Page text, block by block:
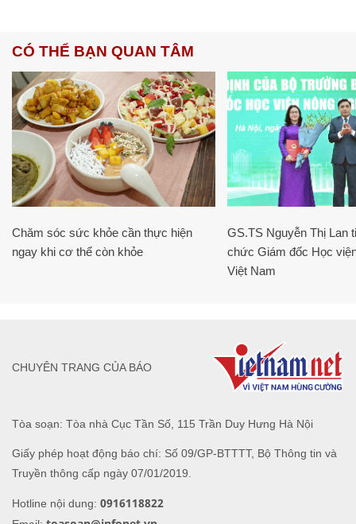
CÓ THỂ BẠN QUAN TÂM
Chăm sóc sức khỏe cần thực hiện
ngay khi cơ thể còn khỏe
GS.TS Nguyễn Thị Lan
chức Giám đốc Học
Việt Nam
Tòa soạn: Tòa nhà Cục Tần Số, 115 Trần Duy Hưng Hà Nội
Giấy phép hoạt động báo chí: Số 09/GP-BTTTT, Bộ Thông tin và
Truyền thông cấp ngày 07/01/2019.
Hotline nội dung: 0916118822
CHUYÊN TRANG CỦA BÁO